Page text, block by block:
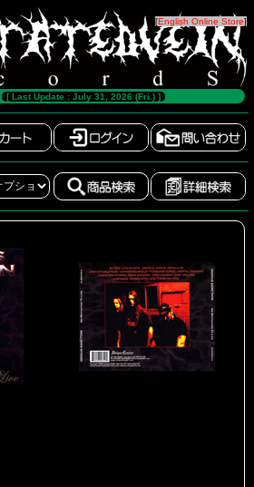
[English Online Store]
[ Last Update : July 31, 2026 (Fri.) ]